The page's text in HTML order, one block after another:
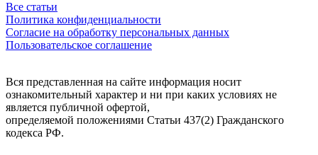
Все статьи
Политика конфиденциальности
Согласие на обработку персональных данных
Пользовательское соглашение
Вся представленная на сайте информация носит
ознакомительный характер и ни при каких условиях не
является публичной офертой,
определяемой положениями Статьи 437(2) Гражданского
кодекса РФ.